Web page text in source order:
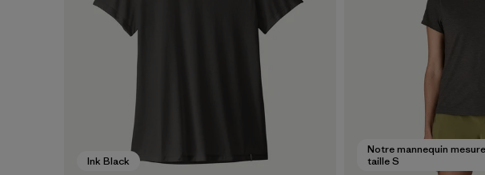
Ink Black
Notre mannequin
taille S